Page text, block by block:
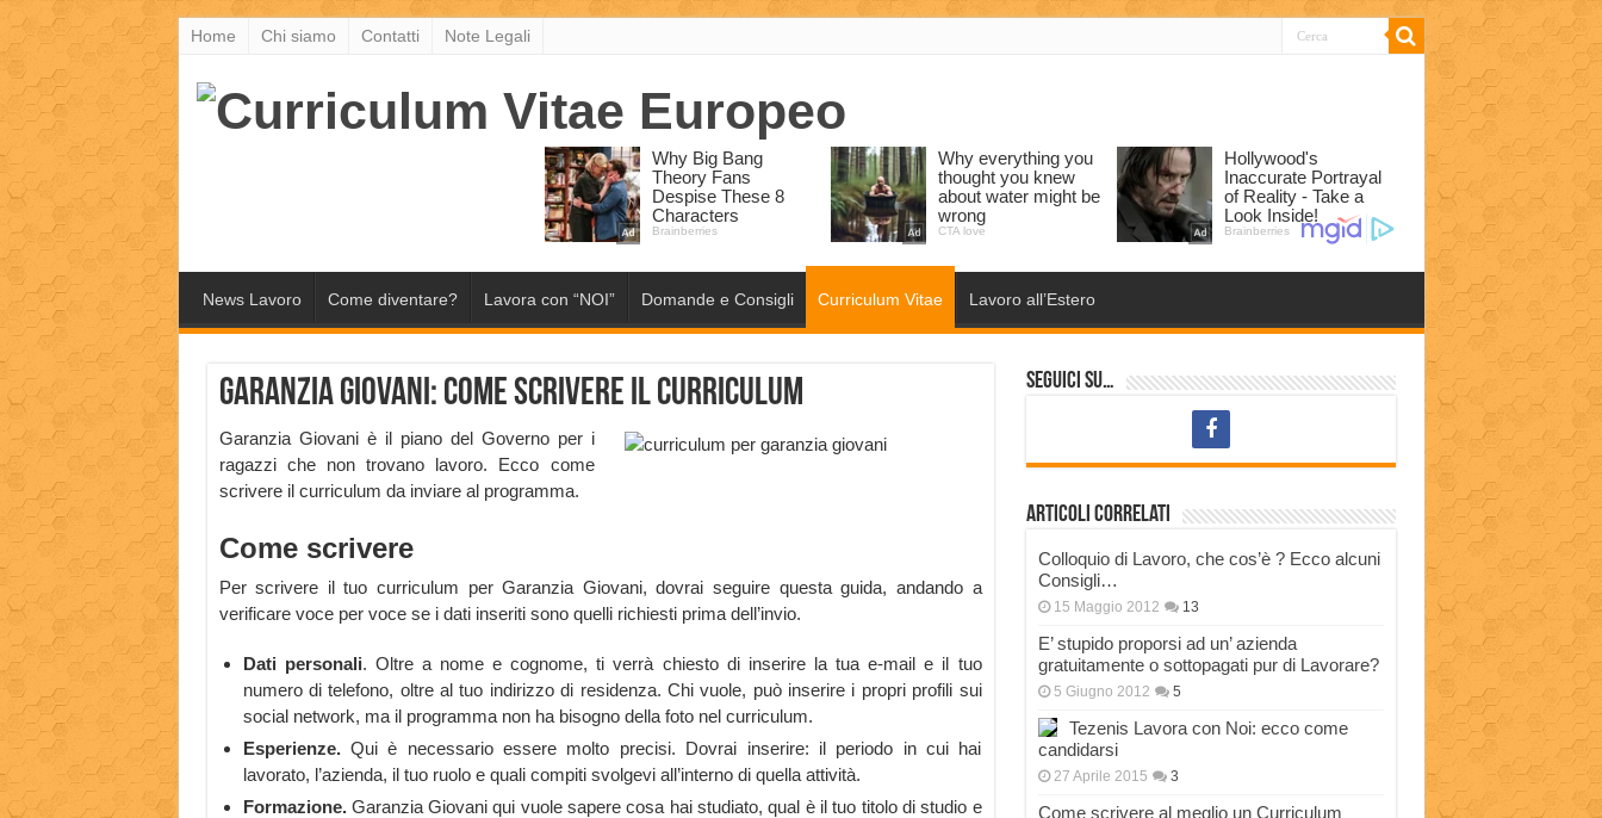
Home Chi siamo Contatti Note Legali
News Lavoro Come diventare? Lavora con “NOI” Domande e Consigli Curriculum Vitae Lavoro all’Estero
Garanzia Giovani: come scrivere il curriculum
Garanzia Giovani è il piano del Governo per i
ragazzi che non trovano lavoro. Ecco come
scrivere il curriculum da inviare al programma.
Come scrivere
Per scrivere il tuo curriculum per Garanzia Giovani, dovrai seguire questa guida, andando a
verificare voce per voce se i dati inseriti sono quelli richiesti prima dell’invio.
Dati personali. Oltre a nome e cognome, ti verrà chiesto di inserire la tua e-mail e il tuo
numero di telefono, oltre al tuo indirizzo di residenza. Chi vuole, può inserire i propri profili sui
social network, ma il programma non ha bisogno della foto nel curriculum.
Esperienze.Qui è necessario essere molto precisi. Dovrai inserire: il periodo in cui hai
lavorato, l’azienda, il tuo ruolo e quali compiti svolgevi all’interno di quella attività.
Formazione.Garanzia Giovani qui vuole sapere cosa hai studiato, qual è il tuo titolo di studio e
Seguici su…
Articoli correlati
Colloquio di Lavoro, che cos’è ? Ecco alcuni
Consigli…
15 Maggio 2012 13
E’ stupido proporsi ad un’ azienda
gratuitamente o sottopagati pur di Lavorare?
5 Giugno 2012 5
Tezenis Lavora con Noi: ecco come
candidarsi
27 Aprile 2015 3
Come scrivere al meglio un Curriculum